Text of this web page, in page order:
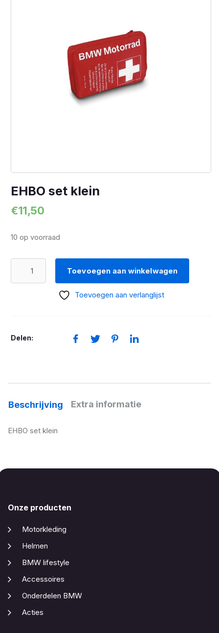
EHBO set klein
€11,50
10 op voorraad
Toevoegen aan winkelwagen
Toevoegen aan verlanglijst
Delen:
Beschrijving Extra informatie
EHBO set klein
Onze producten
Motorkleding
Helmen
BMW lifestyle
Accessoires
Onderdelen BMW
Acties